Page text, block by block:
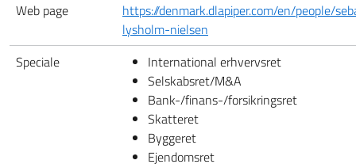
Web page
https://denmark.dlapiper.com/en/people/
lysholm-nielsen
Speciale
International erhvervsret
Selskabsret/M&A
Bank-/finans-/forsikringsret
Skatteret
Byggeret
Ejendomsret